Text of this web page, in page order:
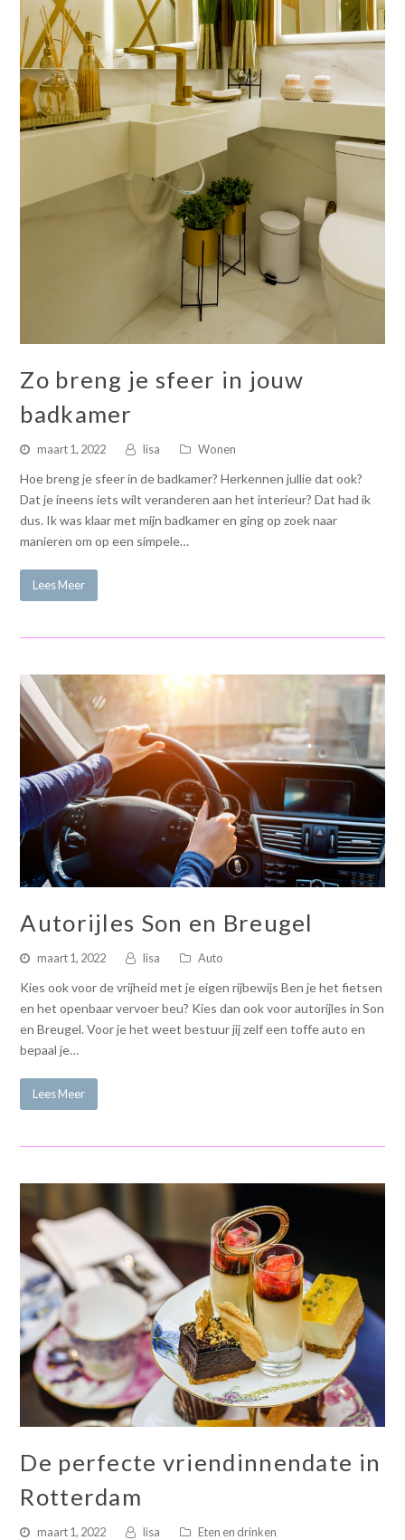
Zo breng je sfeer in jouw
badkamer
maart 1, 2022 lisa Wonen
Hoe breng je sfeer in de badkamer? Herkennen jullie dat ook?
Dat je ineens iets wilt veranderen aan het interieur? Dat had ik
dus. Ik was klaar met mijn badkamer en ging op zoek naar
manieren om op een simpele…
Lees Meer
Autorijles Son en Breugel
maart 1, 2022 lisa Auto
Kies ook voor de vrijheid met je eigen rijbewijs Ben je het fietsen
en het openbaar vervoer beu? Kies dan ook voor autorijles in Son
en Breugel. Voor je het weet bestuur jij zelf een toffe auto en
bepaal je…
Lees Meer
De perfecte vriendinnendate in
Rotterdam
maart 1, 2022 lisa Eten en drinken